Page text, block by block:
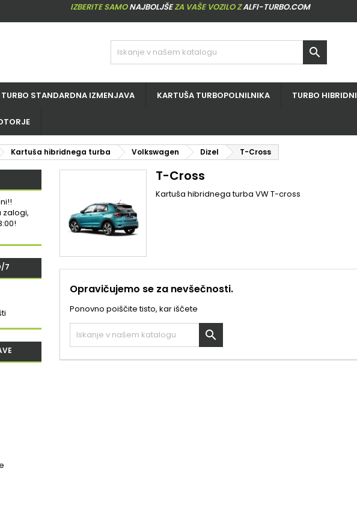
IZBERITE SAMONAJBOLJŠEZA VAŠE VOZILO ZALFI-TURBO.COM

TURBO STANDARDNA IZMENJAVA KARTUŠA TURBOPOLNILNIKA TURBO HIBRIDNI
Kartuša hibridnega turba Volkswagen Dizel T-Cross
zalogi,
7
T-Cross
Kartuša hibridnega turba VW T-cross
Opravičujemo se za nevšečnosti.
Ponovno poiščite tisto, kar iščete
